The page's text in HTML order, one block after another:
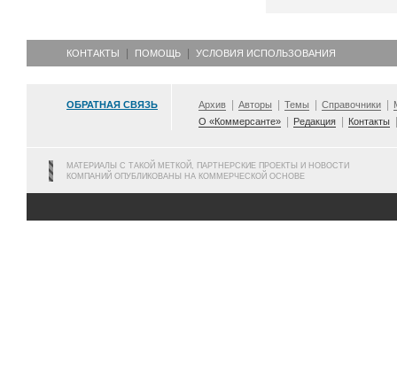
КОНТАКТЫ ПОМОЩЬ УСЛОВИЯ ИСПОЛЬЗОВАНИЯ
ОБРАТНАЯ СВЯЗЬ Архив Авторы Темы Справочники
О «Коммерсанте»
Редакция Контакты
МАТЕРИАЛЫ С ТАКОЙ МЕТКОЙ, ПАРТНЕРСКИЕ ПРОЕКТЫ И НОВОСТИ
КОМПАНИЙ ОПУБЛИКОВАНЫ НА КОММЕРЧЕСКОЙ ОСНОВЕ